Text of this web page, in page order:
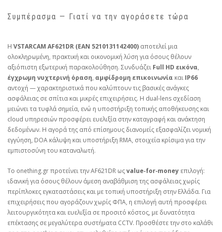
Συμπέρασμα — Γιατί να την αγοράσετε τώρα
Η VSTARCAM AF621DR (EAN 5210131142400) αποτελεί μια
ολοκληρωμένη, πρακτική και οικονομική λύση για όσους θέλουν
αξιόπιστη εξωτερική παρακολούθηση. Συνδυάζει Full HD εικόνα,
έγχρωμη νυχτερινή όραση, αμφίδρομη επικοινωνία και IP66
αντοχή — χαρακτηριστικά που καλύπτουν τις βασικές ανάγκες
ασφάλειας σε σπίτια και μικρές επιχειρήσεις. Η dual‑lens σχεδίαση
μειώνει τα τυφλά σημεία, ενώ η υποστήριξη τοπικής αποθήκευσης και
cloud υπηρεσιών προσφέρει ευελιξία στην καταγραφή και ανάκτηση
δεδομένων. Η αγορά της από επίσημους διανομείς εξασφαλίζει νομική
εγγύηση, DOA κάλυψη και υποστήριξη RMA, στοιχεία κρίσιμα για την
εμπιστοσύνη του καταναλωτή.
Το onething.gr προτείνει την AF621DR ωςvalue‑for‑money επιλογή:
ιδανική για όσους θέλουν άμεση αναβάθμιση της ασφάλειας χωρίς
περίπλοκες εγκαταστάσεις και με τοπική υποστήριξη στην Ελλάδα. Για
επιχειρήσεις που αγοράζουν χωρίς ΦΠΑ, η επιλογή αυτή προσφέρει
λειτουργικότητα και ευελιξία σε προσιτό κόστος, με δυνατότητα
επέκτασης σε μεγαλύτερα συστήματα CCTV. Προσθέστε την στο καλάθι